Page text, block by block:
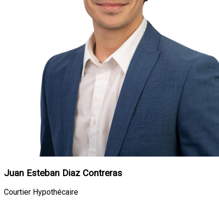
Juan Esteban Diaz Contreras
Courtier Hypothécaire